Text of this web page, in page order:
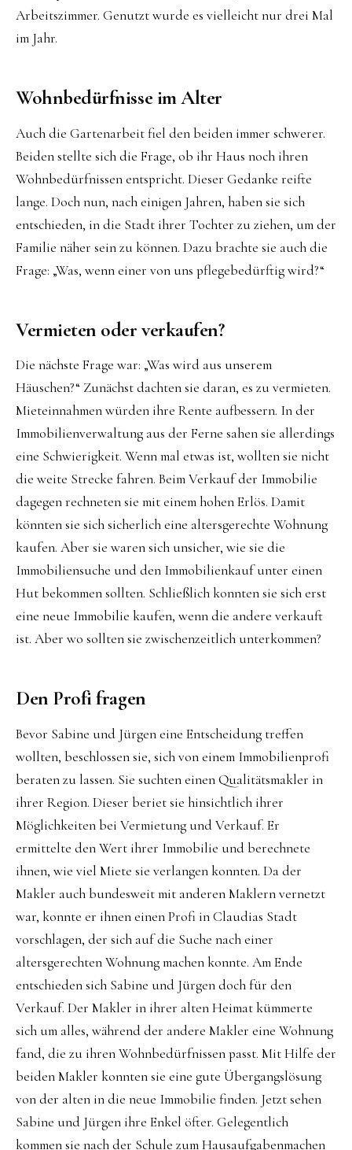
Arbeitszimmer. Genutzt wurde es vielleicht nur drei Mal
im Jahr.
Wohnbedürfnisse im Alter
Auch die Gartenarbeit fiel den beiden immer schwerer.
Beiden stellte sich die Frage, ob ihr Haus noch ihren
Wohnbedürfnissen entspricht. Dieser Gedanke reifte
lange. Doch nun, nach einigen Jahren, haben sie sich
entschieden, in die Stadt ihrer Tochter zu ziehen, um der
Familie näher sein zu können. Dazu brachte sie auch die
Frage: „Was, wenn einer von uns pflegebedürftig wird?“
Vermieten oder verkaufen?
Die nächste Frage war: „Was wird aus unserem
Häuschen?“ Zunächst dachten sie daran, es zu vermieten.
Mieteinnahmen würden ihre Rente aufbessern. In der
Immobilienverwaltung aus der Ferne sahen sie allerdings
eine Schwierigkeit. Wenn mal etwas ist, wollten sie nicht
die weite Strecke fahren. Beim Verkauf der Immobilie
dagegen rechneten sie mit einem hohen Erlös. Damit
könnten sie sich sicherlich eine altersgerechte Wohnung
kaufen. Aber sie waren sich unsicher, wie sie die
Immobiliensuche und den Immobilienkauf unter einen
Hut bekommen sollten. Schließlich konnten sie sich erst
eine neue Immobilie kaufen, wenn die andere verkauft
ist. Aber wo sollten sie zwischenzeitlich unterkommen?
Den Profi fragen
Bevor Sabine und Jürgen eine Entscheidung treffen
wollten, beschlossen sie, sich von einem Immobilienprofi
beraten zu lassen. Sie suchten einen Qualitätsmakler in
ihrer Region. Dieser beriet sie hinsichtlich ihrer
Möglichkeiten bei Vermietung und Verkauf. Er
ermittelte den Wert ihrer Immobilie und berechnete
ihnen, wie viel Miete sie verlangen konnten. Da der
Makler auch bundesweit mit anderen Maklern vernetzt
war, konnte er ihnen einen Profi in Claudias Stadt
vorschlagen, der sich auf die Suche nach einer
altersgerechten Wohnung machen konnte. Am Ende
entschieden sich Sabine und Jürgen doch für den
Verkauf. Der Makler in ihrer alten Heimat kümmerte
sich um alles, während der andere Makler eine Wohnung
fand, die zu ihren Wohnbedürfnissen passt. Mit Hilfe der
beiden Makler konnten sie eine gute Übergangslösung
von der alten in die neue Immobilie finden. Jetzt sehen
Sabine und Jürgen ihre Enkel öfter. Gelegentlich
kommen sie nach der Schule zum Hausaufgabenmachen